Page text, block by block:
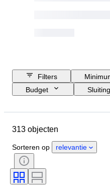
Filters
Budget
Materiaal
Stijl
Origineel /
Soorten archeologie
313 objecten
Sorteren op relevantie